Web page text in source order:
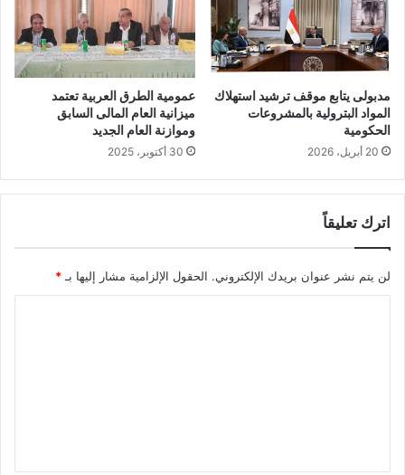
مدبولى يتابع موقف ترشيد استهلاك
المواد البترولية بالمشروعات
الحكومية
20 أبريل، 2026
عمومية الطرق العربية تعتمد
ميزانية العام المالى السابق
وموازنة العام الجديد
30 أكتوبر، 2025
اترك تعليقاً
لن يتم نشر عنوان بريدك الإلكتروني. الحقول الإلزامية مشار إليها بـ *
ق